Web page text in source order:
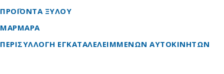
ΠΡΟΪΟΝΤΑ ΞΥΛΟΥ
ΜΑΡΜΑΡΑ
ΠΕΡΙΣΥΛΛΟΓΗ ΕΓΚΑΤΑΛΕΛΕΙΜΜΕΝΩΝ ΑΥΤΟΚΙΝΗΤΩΝ